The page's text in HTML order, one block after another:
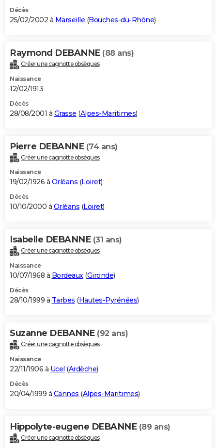
Décès
25/02/2002 à Marseille (Bouches-du-Rhône)
Raymond DEBANNE (88 ans)
Créer une cagnotte obsèques
Naissance
12/02/1913
Décès
28/08/2001 à Grasse (Alpes-Maritimes)
Pierre DEBANNE (74 ans)
Créer une cagnotte obsèques
Naissance
19/02/1926 à Orléans (Loiret)
Décès
10/10/2000 à Orléans (Loiret)
Isabelle DEBANNE (31 ans)
Créer une cagnotte obsèques
Naissance
10/07/1968 à Bordeaux(Gironde)
Décès
28/10/1999 à Tarbes (Hautes-Pyrénées)
Suzanne DEBANNE (92 ans)
Créer une cagnotte obsèques
Naissance
22/11/1906 à Ucel (Ardèche)
Décès
20/04/1999 à Cannes (Alpes-Maritimes)
Hippolyte-eugene DEBANNE (89 ans)
Créer une cagnotte obsèques